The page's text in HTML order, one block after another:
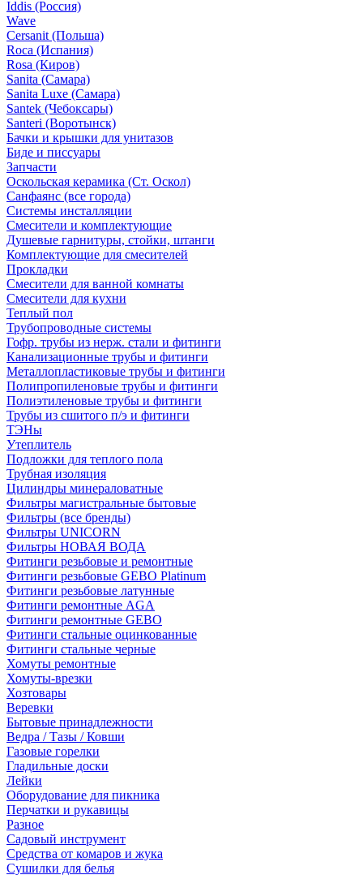
Iddis (Россия)
Wave
Cersanit (Польша)
Roca (Испания)
Rosa (Киров)
Sanita (Самара)
Sanita Luxe (Самара)
Santek (Чебоксары)
Santeri (Воротынск)
Бачки и крышки для унитазов
Биде и писсуары
Запчасти
Оскольская керамика (Ст. Оскол)
Санфаянс (все города)
Системы инсталляции
Смесители и комплектующие
Душевые гарнитуры, стойки, штанги
Комплектующие для смесителей
Прокладки
Смесители для ванной комнаты
Смесители для кухни
Теплый пол
Трубопроводные системы
Гофр. трубы из нерж. стали и фитинги
Канализационные трубы и фитинги
Металлопластиковые трубы и фитинги
Полипропиленовые трубы и фитинги
Полиэтиленовые трубы и фитинги
Трубы из сшитого п/э и фитинги
ТЭНы
Утеплитель
Подложки для теплого пола
Трубная изоляция
Цилиндры минераловатные
Фильтры магистральные бытовые
Фильтры (все бренды)
Фильтры UNICORN
Фильтры НОВАЯ ВОДА
Фитинги резьбовые и ремонтные
Фитинги резьбовые GEBO Platinum
Фитинги резьбовые латунные
Фитинги ремонтные AGA
Фитинги ремонтные GEBO
Фитинги стальные оцинкованные
Фитинги стальные черные
Хомуты ремонтные
Хомуты-врезки
Хозтовары
Веревки
Бытовые принадлежности
Ведра / Тазы / Ковши
Газовые горелки
Гладильные доски
Лейки
Оборудование для пикника
Перчатки и рукавицы
Разное
Садовый инструмент
Средства от комаров и жука
Сушилки для белья